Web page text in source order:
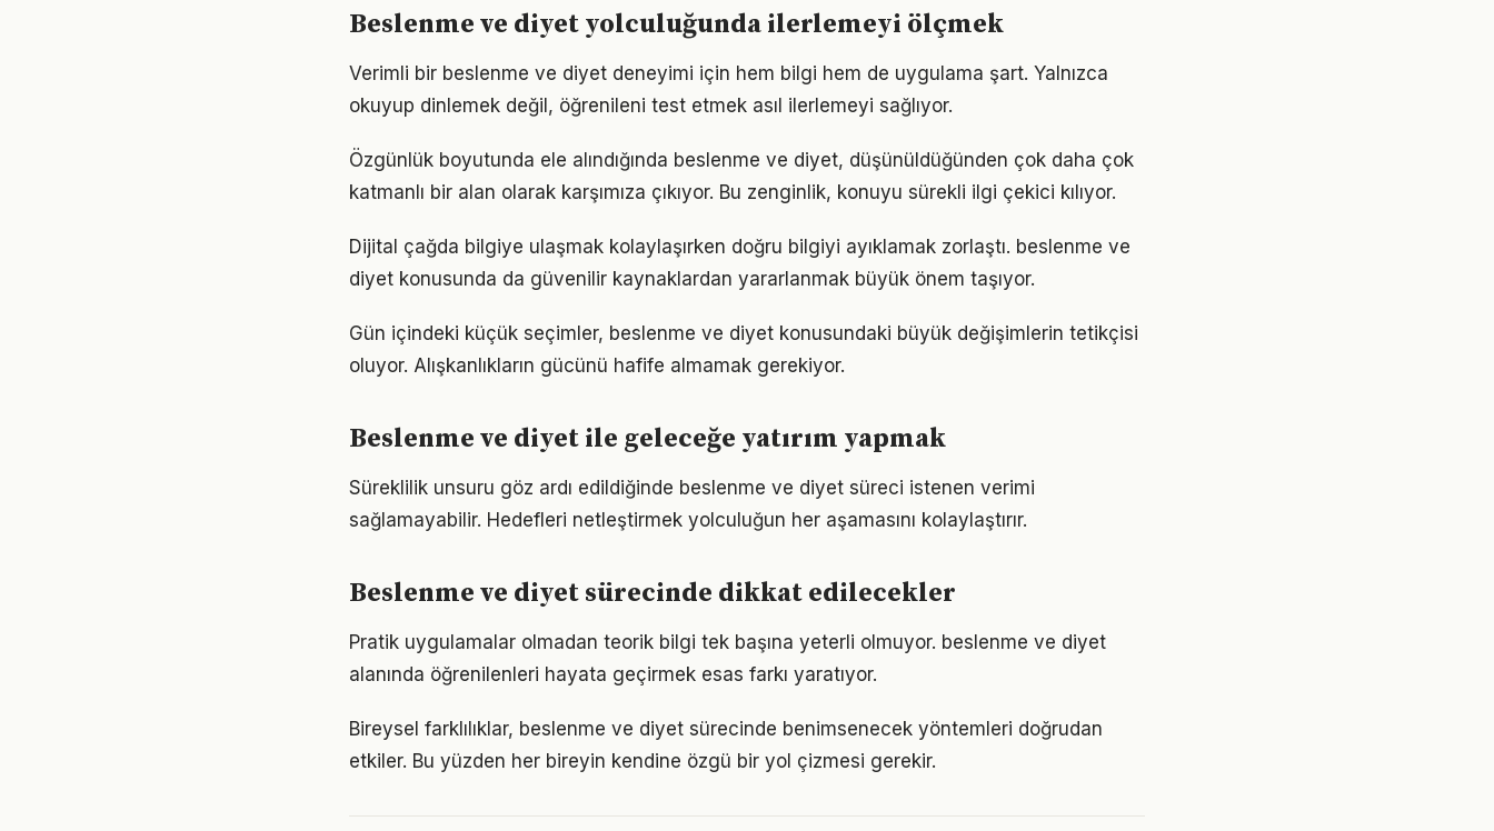
Beslenme ve diyet yolculuğunda ilerlemeyi ölçmek
Verimli bir beslenme ve diyet deneyimi için hem bilgi hem de uygulama şart. Yalnızca
okuyup dinlemek değil, öğrenileni test etmek asıl ilerlemeyi sağlıyor.
Özgünlük boyutunda ele alındığında beslenme ve diyet, düşünüldüğünden çok daha çok
katmanlı bir alan olarak karşımıza çıkıyor. Bu zenginlik, konuyu sürekli ilgi çekici kılıyor.
Dijital çağda bilgiye ulaşmak kolaylaşırken doğru bilgiyi ayıklamak zorlaştı. beslenme ve
diyet konusunda da güvenilir kaynaklardan yararlanmak büyük önem taşıyor.
Gün içindeki küçük seçimler, beslenme ve diyet konusundaki büyük değişimlerin tetikçisi
oluyor. Alışkanlıkların gücünü hafife almamak gerekiyor.
Beslenme ve diyet ile geleceğe yatırım yapmak
Süreklilik unsuru göz ardı edildiğinde beslenme ve diyet süreci istenen verimi
sağlamayabilir. Hedefleri netleştirmek yolculuğun her aşamasını kolaylaştırır.
Beslenme ve diyet sürecinde dikkat edilecekler
Pratik uygulamalar olmadan teorik bilgi tek başına yeterli olmuyor. beslenme ve diyet
alanında öğrenilenleri hayata geçirmek esas farkı yaratıyor.
Bireysel farklılıklar, beslenme ve diyet sürecinde benimsenecek yöntemleri doğrudan
etkiler. Bu yüzden her bireyin kendine özgü bir yol çizmesi gerekir.